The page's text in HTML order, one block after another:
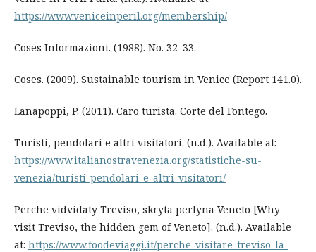
https://www.veniceinperil.org/membership/
Coses Informazioni. (1988). No. 32–33.
Coses. (2009). Sustainable tourism in Venice (Report 141.0).
Lanapoppi, P. (2011). Caro turista. Corte del Fontego.
Turisti, pendolari e altri visitatori. (n.d.). Available at:
https://www.italianostravenezia.org/statistiche-su-
venezia/turisti-pendolari-e-altri-visitatori/
Perche vidvidaty Treviso, skryta perlyna Veneto [Why
visit Treviso, the hidden gem of Veneto]. (n.d.). Available
at: https://www.foodeviaggi.it/perche-visitare-treviso-la-